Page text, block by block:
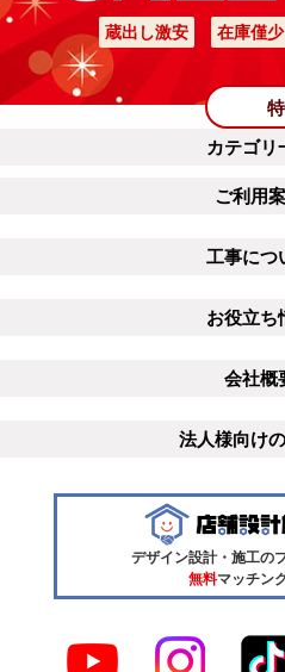
蔵出し激安 在庫僅少
カテゴリ
ご利用
工事につ
お役立ち
会社概
法人様向け
デザイン設計・施工の
無料マッチン